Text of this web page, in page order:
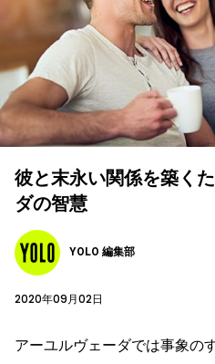
彼と末永い関係を築く
ダの智慧
YOLO 編集部
2020年09月02日
アーユルヴェーダでは事象の